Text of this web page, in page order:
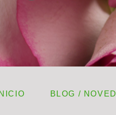
BLOG /